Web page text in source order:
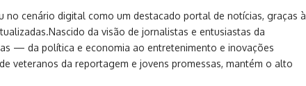
no cenário digital como um destacado portal de notícias, graças à
da visão de jornalistas e entusiastas da
— da política e economia ao entretenimento e inovações
veteranos da reportagem e jovens promessas, mantém o alto